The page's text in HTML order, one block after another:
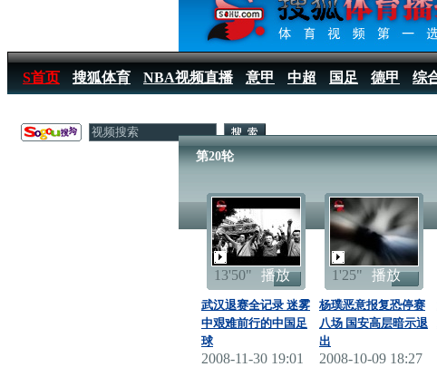
S首页 搜狐体育 NBA视频直播 意甲 中超 国足 德甲 综
第20轮
13'50" 播放
武汉退赛全记录 迷雾
中艰难前行的中国足
球
2008-11-30 19:01
1'25" 播放
杨璞恶意报复恐停赛
八场 国安高层暗示退
出
2008-10-09 18:27